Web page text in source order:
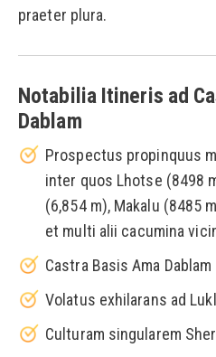
praeter plura.
Notabilia Itineris ad
Dablam
Prospectus propinquus
inter quos Lhotse (8498
(6,854 m), Makalu (8485
et multi alii cacumina
Castra Basis Ama
Volatus exhilarans ad
Culturam singularem